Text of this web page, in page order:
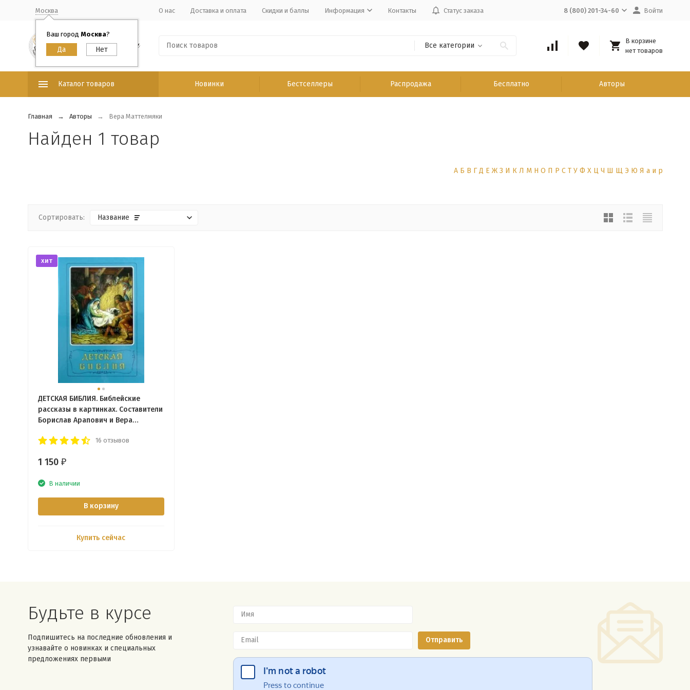
Москва
Ваш город Москва?
О нас Доставка и оплата Скидки и баллы Информация Контакты Статус заказа 8 (800) 201-34-60 Войти
Все категории
В корзине
нет товаров
Каталог товаров Новинки Бестселлеры Распродажа Бесплатно Авторы
Главная Авторы Вера Маттелмяки
Найден 1 товар
А Б В Г Д Е Ж З И К Л М Н О П Р С Т У Ф Х Ц Ч Ш Щ Э Ю Я а и р
Сортировать: Название
хит
ДЕТСКАЯ БИБЛИЯ. Библейские
рассказы в картинках. Составители
Борислав Арапович и Вера
16 отзывов
1 150 ₽
В наличии
В корзину
Купить сейчас
Будьте в курсе
Подпишитесь на последние обновления и
узнавайте о новинках и специальных
предложениях первыми